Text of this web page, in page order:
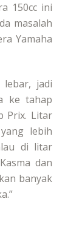
150cc ini
masalah
Yamaha
lebar, jadi
ke tahap
Prix. Litar
lebih
di litar
dan
banyak